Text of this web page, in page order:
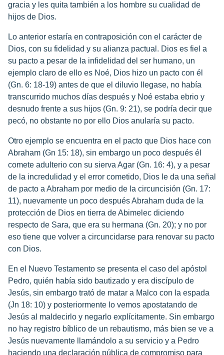
gracia y les quita también a los hombre su cualidad de
hijos de Dios.
Lo anterior estaría en contraposición con el carácter de
Dios, con su fidelidad y su alianza pactual. Dios es fiel a
su pacto a pesar de la infidelidad del ser humano, un
ejemplo claro de ello es Noé, Dios hizo un pacto con él
(Gn. 6: 18-19) antes de que el diluvio llegase, no había
transcurrido muchos días después y Noé estaba ebrio y
desnudo frente a sus hijos (Gn. 9: 21), se podría decir que
pecó, no obstante no por ello Dios anularía su pacto.
Otro ejemplo se encuentra en el pacto que Dios hace con
Abraham (Gn 15: 18), sin embargo un poco después él
comete adulterio con su sierva Agar (Gn. 16: 4), y a pesar
de la incredulidad y el error cometido, Dios le da una señal
de pacto a Abraham por medio de la circuncisión (Gn. 17:
11), nuevamente un poco después Abraham duda de la
protección de Dios en tierra de Abimelec diciendo
respecto de Sara, que era su hermana (Gn. 20); y no por
eso tiene que volver a circuncidarse para renovar su pacto
con Dios.
En el Nuevo Testamento se presenta el caso del apóstol
Pedro, quién había sido bautizado y era discípulo de
Jesús, sin embargo trató de matar a Malco con la espada
(Jn 18: 10) y posteriormente lo vemos apostatando de
Jesús al maldecirlo y negarlo explícitamente. Sin embargo
no hay registro bíblico de un rebautismo, más bien se ve a
Jesús nuevamente llamándolo a su servicio y a Pedro
haciendo una declaración pública de compromiso para